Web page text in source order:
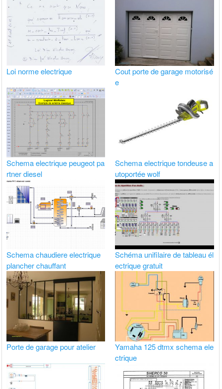
Loi norme electrique
Cout porte de garage motorisé
e
Schema electrique peugeot pa
rtner diesel
Schema electrique tondeuse a
utoportée wolf
Schema chaudiere electrique
plancher chauffant
Schéma unifilaire de tableau él
ectrique gratuit
Porte de garage pour atelier
Yamaha 125 dtmx schema ele
ctrique